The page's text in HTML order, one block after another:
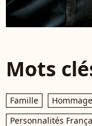
Mots
Famille Hommage
Personnalités